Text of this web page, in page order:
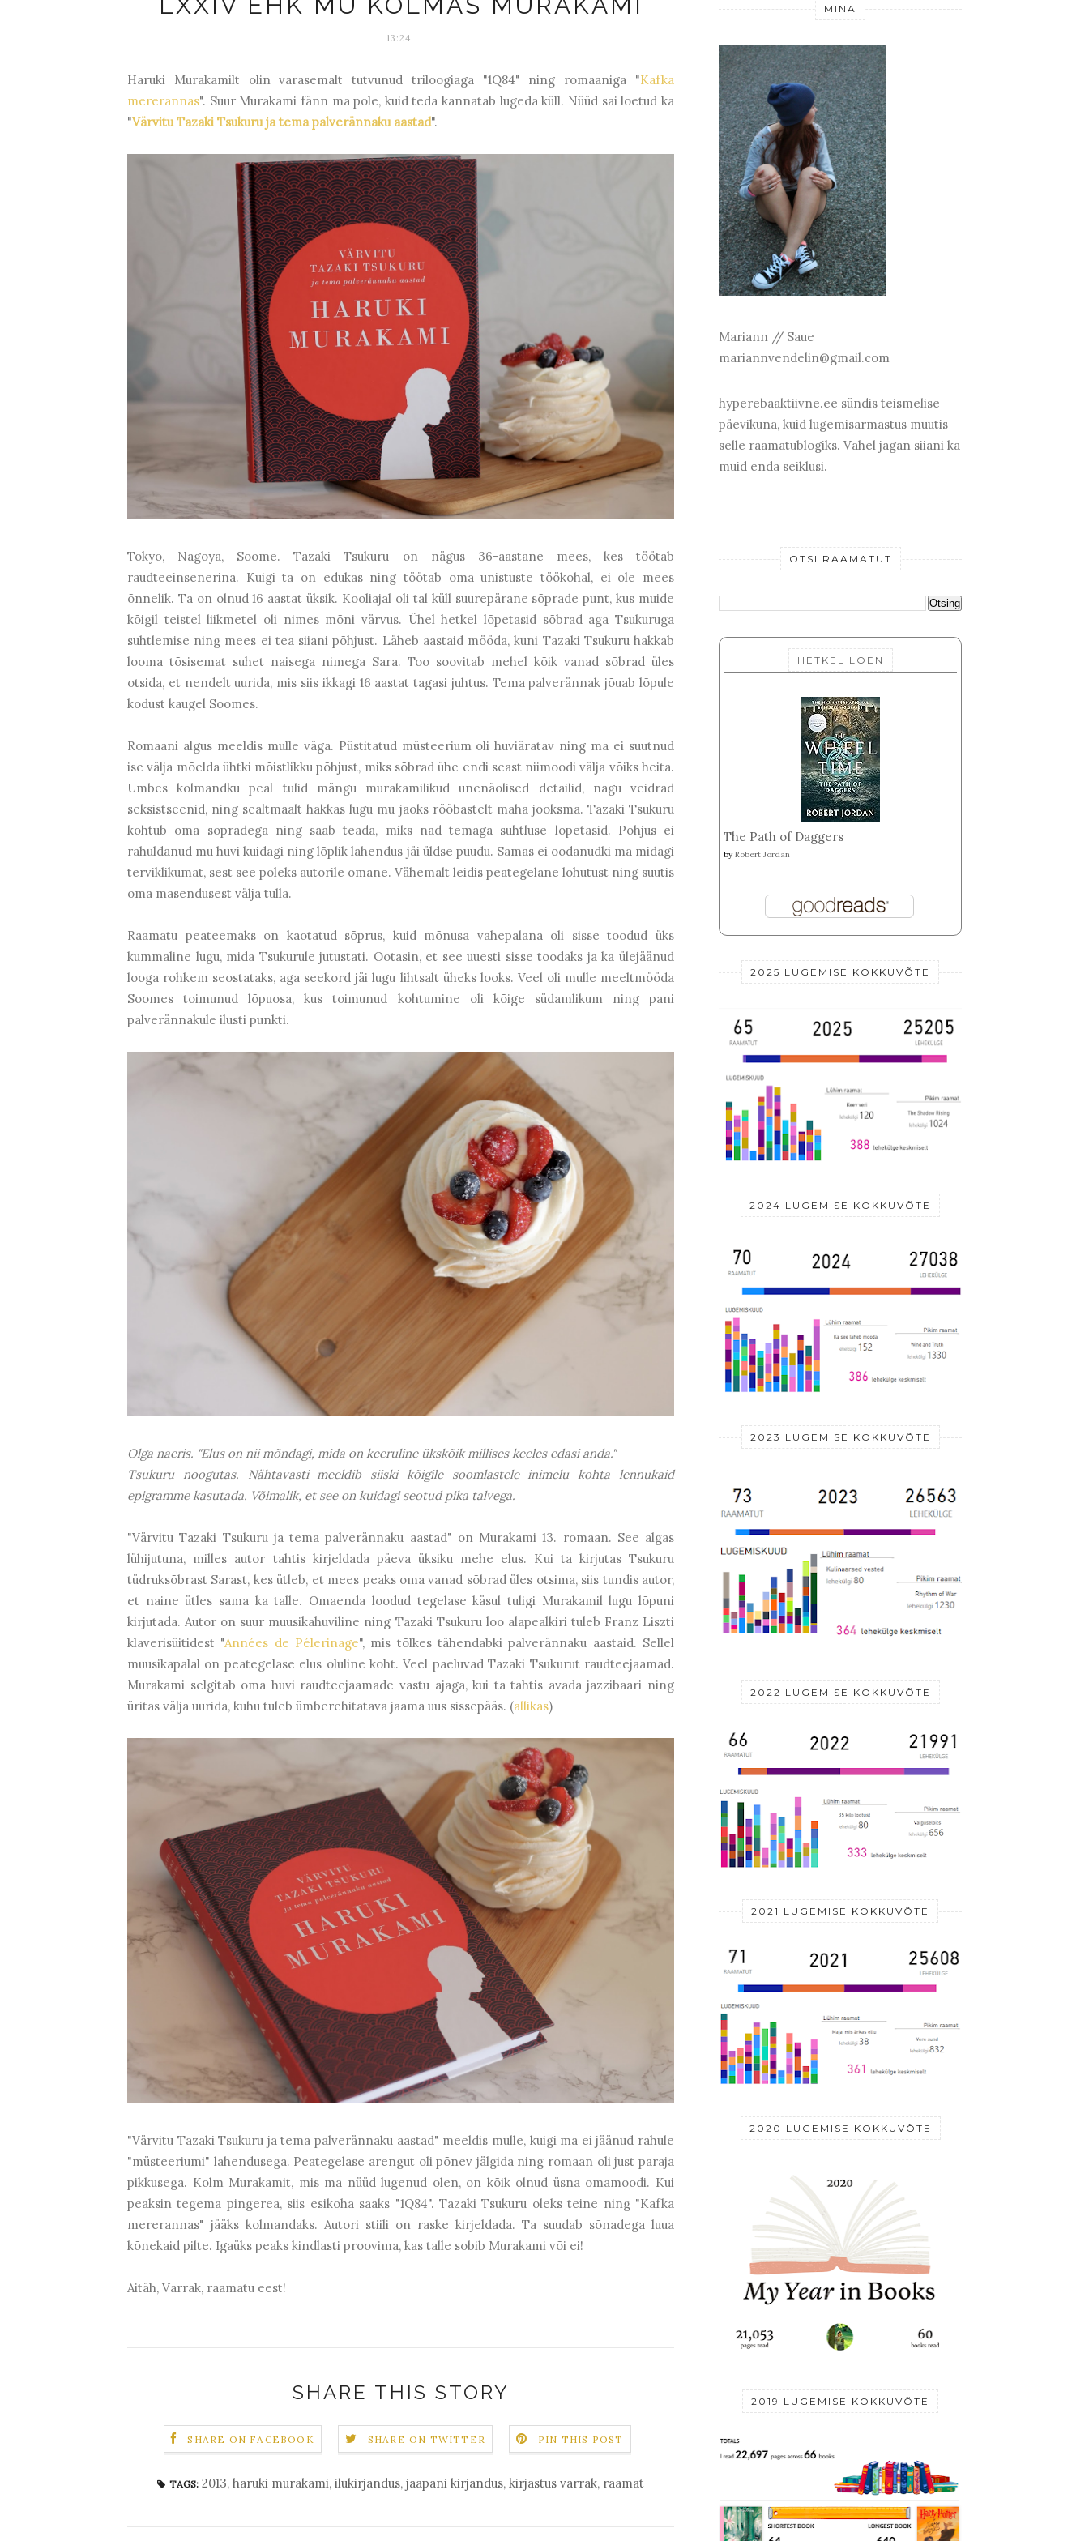
13:24
Haruki Murakamilt olin varasemalt tutvunud triloogiaga "1Q84" ning romaaniga "Kafka
mererannas". Suur Murakami fänn ma pole, kuid teda kannatab lugeda küll. Nüüd sai loetud ka
"Värvitu Tazaki Tsukuru ja tema palverännaku aastad".
Tokyo, Nagoya, Soome. Tazaki Tsukuru on nägus 36-aastane mees, kes töötab
raudteeinsenerina. Kuigi ta on edukas ning töötab oma unistuste töökohal, ei ole mees
õnnelik. Ta on olnud 16 aastat üksik. Kooliajal oli tal küll suurepärane sõprade punt, kus muide
kõigil teistel liikmetel oli nimes mõni värvus. Ühel hetkel lõpetasid sõbrad aga Tsukuruga
suhtlemise ning mees ei tea siiani põhjust. Läheb aastaid mööda, kuni Tazaki Tsukuru hakkab
looma tõsisemat suhet naisega nimega Sara. Too soovitab mehel kõik vanad sõbrad üles
otsida, et nendelt uurida, mis siis ikkagi 16 aastat tagasi juhtus. Tema palverännak jõuab lõpule
kodust kaugel Soomes.
Romaani algus meeldis mulle väga. Püstitatud müsteerium oli huviäratav ning ma ei suutnud
ise välja mõelda ühtki mõistlikku põhjust, miks sõbrad ühe endi seast niimoodi välja võiks heita.
Umbes kolmandku peal tulid mängu murakamilikud unenäolised detailid, nagu veidrad
seksistseenid, ning sealtmaalt hakkas lugu mu jaoks rööbastelt maha jooksma. Tazaki Tsukuru
kohtub oma sõpradega ning saab teada, miks nad temaga suhtluse lõpetasid. Põhjus ei
rahuldanud mu huvi kuidagi ning lõplik lahendus jäi üldse puudu. Samas ei oodanudki ma midagi
terviklikumat, sest see poleks autorile omane. Vähemalt leidis peategelane lohutust ning suutis
oma masendusest välja tulla.
Raamatu peateemaks on kaotatud sõprus, kuid mõnusa vahepalana oli sisse toodud üks
kummaline lugu, mida Tsukurule jutustati. Ootasin, et see uuesti sisse toodaks ja ka ülejäänud
looga rohkem seostataks, aga seekord jäi lugu lihtsalt üheks looks. Veel oli mulle meeltmööda
Soomes toimunud lõpuosa, kus toimunud kohtumine oli kõige südamlikum ning pani
palverännakule ilusti punkti.
Olga naeris. "Elus on nii mõndagi, mida on keeruline ükskõik millises keeles edasi anda."
Tsukuru noogutas. Nähtavasti meeldib siiski kõigile soomlastele inimelu kohta lennukaid
epigramme kasutada. Võimalik, et see on kuidagi seotud pika talvega.
"Värvitu Tazaki Tsukuru ja tema palverännaku aastad" on Murakami 13. romaan. See algas
lühijutuna, milles autor tahtis kirjeldada päeva üksiku mehe elus. Kui ta kirjutas Tsukuru
tüdruksõbrast Sarast, kes ütleb, et mees peaks oma vanad sõbrad üles otsima, siis tundis autor,
et naine ütles sama ka talle. Omaenda loodud tegelase käsul tuligi Murakamil lugu lõpuni
kirjutada. Autor on suur muusikahuviline ning Tazaki Tsukuru loo alapealkiri tuleb Franz Liszti
klaverisüitidest "Années de Pélerinage", mis tõlkes tähendabki palverännaku aastaid. Sellel
muusikapalal on peategelase elus oluline koht. Veel paeluvad Tazaki Tsukurut raudteejaamad.
Murakami selgitab oma huvi raudteejaamade vastu ajaga, kui ta tahtis avada jazzibaari ning
üritas välja uurida, kuhu tuleb ümberehitatava jaama uus sissepääs. (allikas)
"Värvitu Tazaki Tsukuru ja tema palverännaku aastad" meeldis mulle, kuigi ma ei jäänud rahule
"müsteeriumi" lahendusega. Peategelase arengut oli põnev jälgida ning romaan oli just paraja
pikkusega. Kolm Murakamit, mis ma nüüd lugenud olen, on kõik olnud üsna omamoodi. Kui
peaksin tegema pingerea, siis esikoha saaks "1Q84". Tazaki Tsukuru oleks teine ning "Kafka
mererannas" jääks kolmandaks. Autori stiili on raske kirjeldada. Ta suudab sõnadega luua
kõnekaid pilte. Igaüks peaks kindlasti proovima, kas talle sobib Murakami või ei!
Aitäh, Varrak, raamatu eest!
SHARE THIS STORY
SHARE ON FACEBOOK SHARE ON TWITTER PIN THIS POST
TAGS: 2013, haruki murakami, ilukirjandus, jaapani kirjandus, kirjastus varrak, raamat
MINA
Mariann // Saue
mariannvendelin@gmail.com
hyperebaaktiivne.ee sündis teismelise
päevikuna, kuid lugemisarmastus muutis
selle raamatublogiks. Vahel jagan siiani ka
muid enda seiklusi.
OTSI RAAMATUT
HETKEL LOEN
The Path of Daggers
by Robert Jordan
2025 LUGEMISE KOKKUVÕTE
2024 LUGEMISE KOKKUVÕTE
2023 LUGEMISE KOKKUVÕTE
2022 LUGEMISE KOKKUVÕTE
2021 LUGEMISE KOKKUVÕTE
2020 LUGEMISE KOKKUVÕTE
2019 LUGEMISE KOKKUVÕTE